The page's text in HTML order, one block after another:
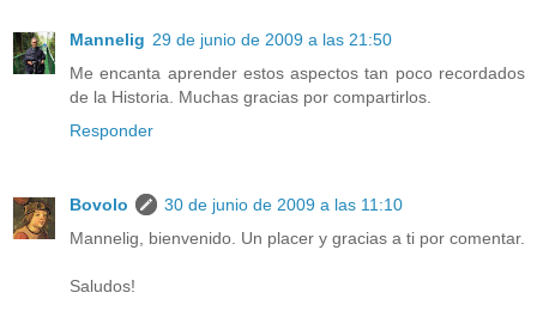
Mannelig 29 de junio de 2009 a las 21:50
Me encanta aprender estos aspectos tan poco recordados
de la Historia. Muchas gracias por compartirlos.
Responder
Bovolo
30 de junio de 2009 a las 11:10
Mannelig, bienvenido. Un placer y gracias a ti por comentar.
Saludos!